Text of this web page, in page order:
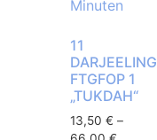
11
DARJEELING
FTGFOP 1
„TUKDAH“
13,50 € –